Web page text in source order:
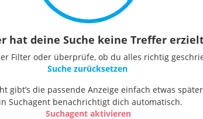
hat deine Suche keine Treffer
Filter oder überprüfe, ob du alles richtig
Suche zurücksetzen
gibt’s die passende Anzeige einfach etwas
Suchagent benachrichtigt dich automatisch.
Suchagent aktivieren